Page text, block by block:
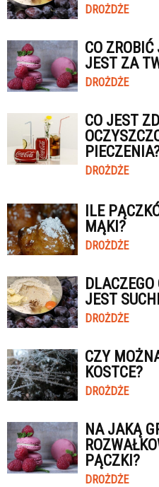
DROŻDŻE
CO
JEST ZA
DROŻDŻE
CO JEST
DROŻDŻE
ILE
MĄKI?
DROŻDŻE
JEST
DROŻDŻE
CZY
KOSTCE?
DROŻDŻE
NA JAKĄ
PĄCZKI?
DROŻDŻE